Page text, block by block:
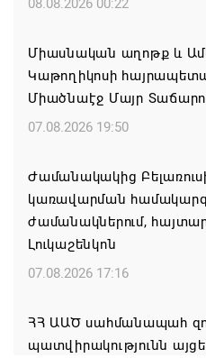
08.08.2026 00:22
Միասնական աղոթք և
Կաթողիկոսի
Միածնաէջ Մայր
07.08.2026 19:50
Ժամանակակից
կառավարման
ժամանակներում,
Լուկաշենկոն
07.08.2026 17:16
ՀՀ ԱԱԾ սահմանապահ
պատվիրակությունն